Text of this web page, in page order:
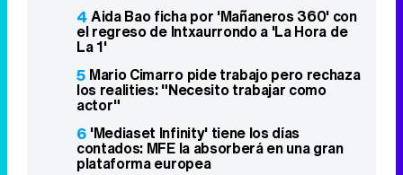
4Aida Bao ficha por 'Mañaneros 360' con
el regreso de Intxaurrondo a 'La Hora de
La 1'
5 Mario Cimarro pide trabajo pero rechaza
los realities: "Necesito trabajar como
actor"
6 'Mediaset Infinity' tiene los días
contados: MFE la absorberá en una gran
plataforma europea